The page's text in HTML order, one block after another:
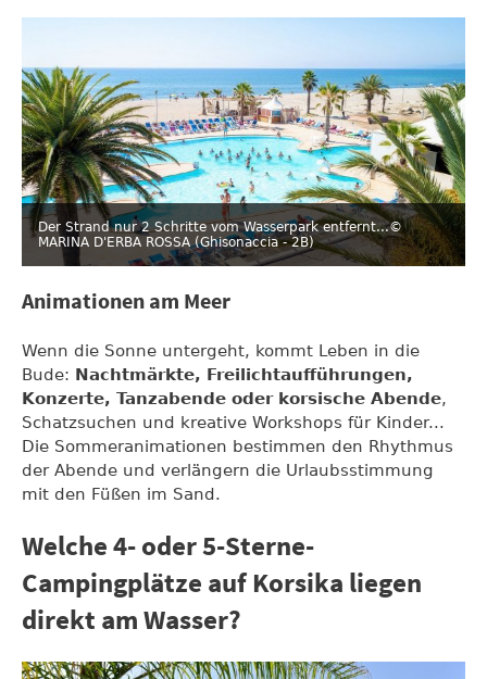
Der Strand nur 2 Schritte vom Wasserpark entfernt...©
MARINA D'ERBA ROSSA (Ghisonaccia - 2B)
Animationen am Meer
Wenn die Sonne untergeht, kommt Leben in die
Bude: Nachtmärkte, Freilichtaufführungen,
Konzerte, Tanzabende oder korsische Abende,
Schatzsuchen und kreative Workshops für Kinder...
Die Sommeranimationen bestimmen den Rhythmus
der Abende und verlängern die Urlaubsstimmung
mit den Füßen im Sand.
Welche 4- oder 5-Sterne-
Campingplätze auf Korsika liegen
direkt am Wasser?